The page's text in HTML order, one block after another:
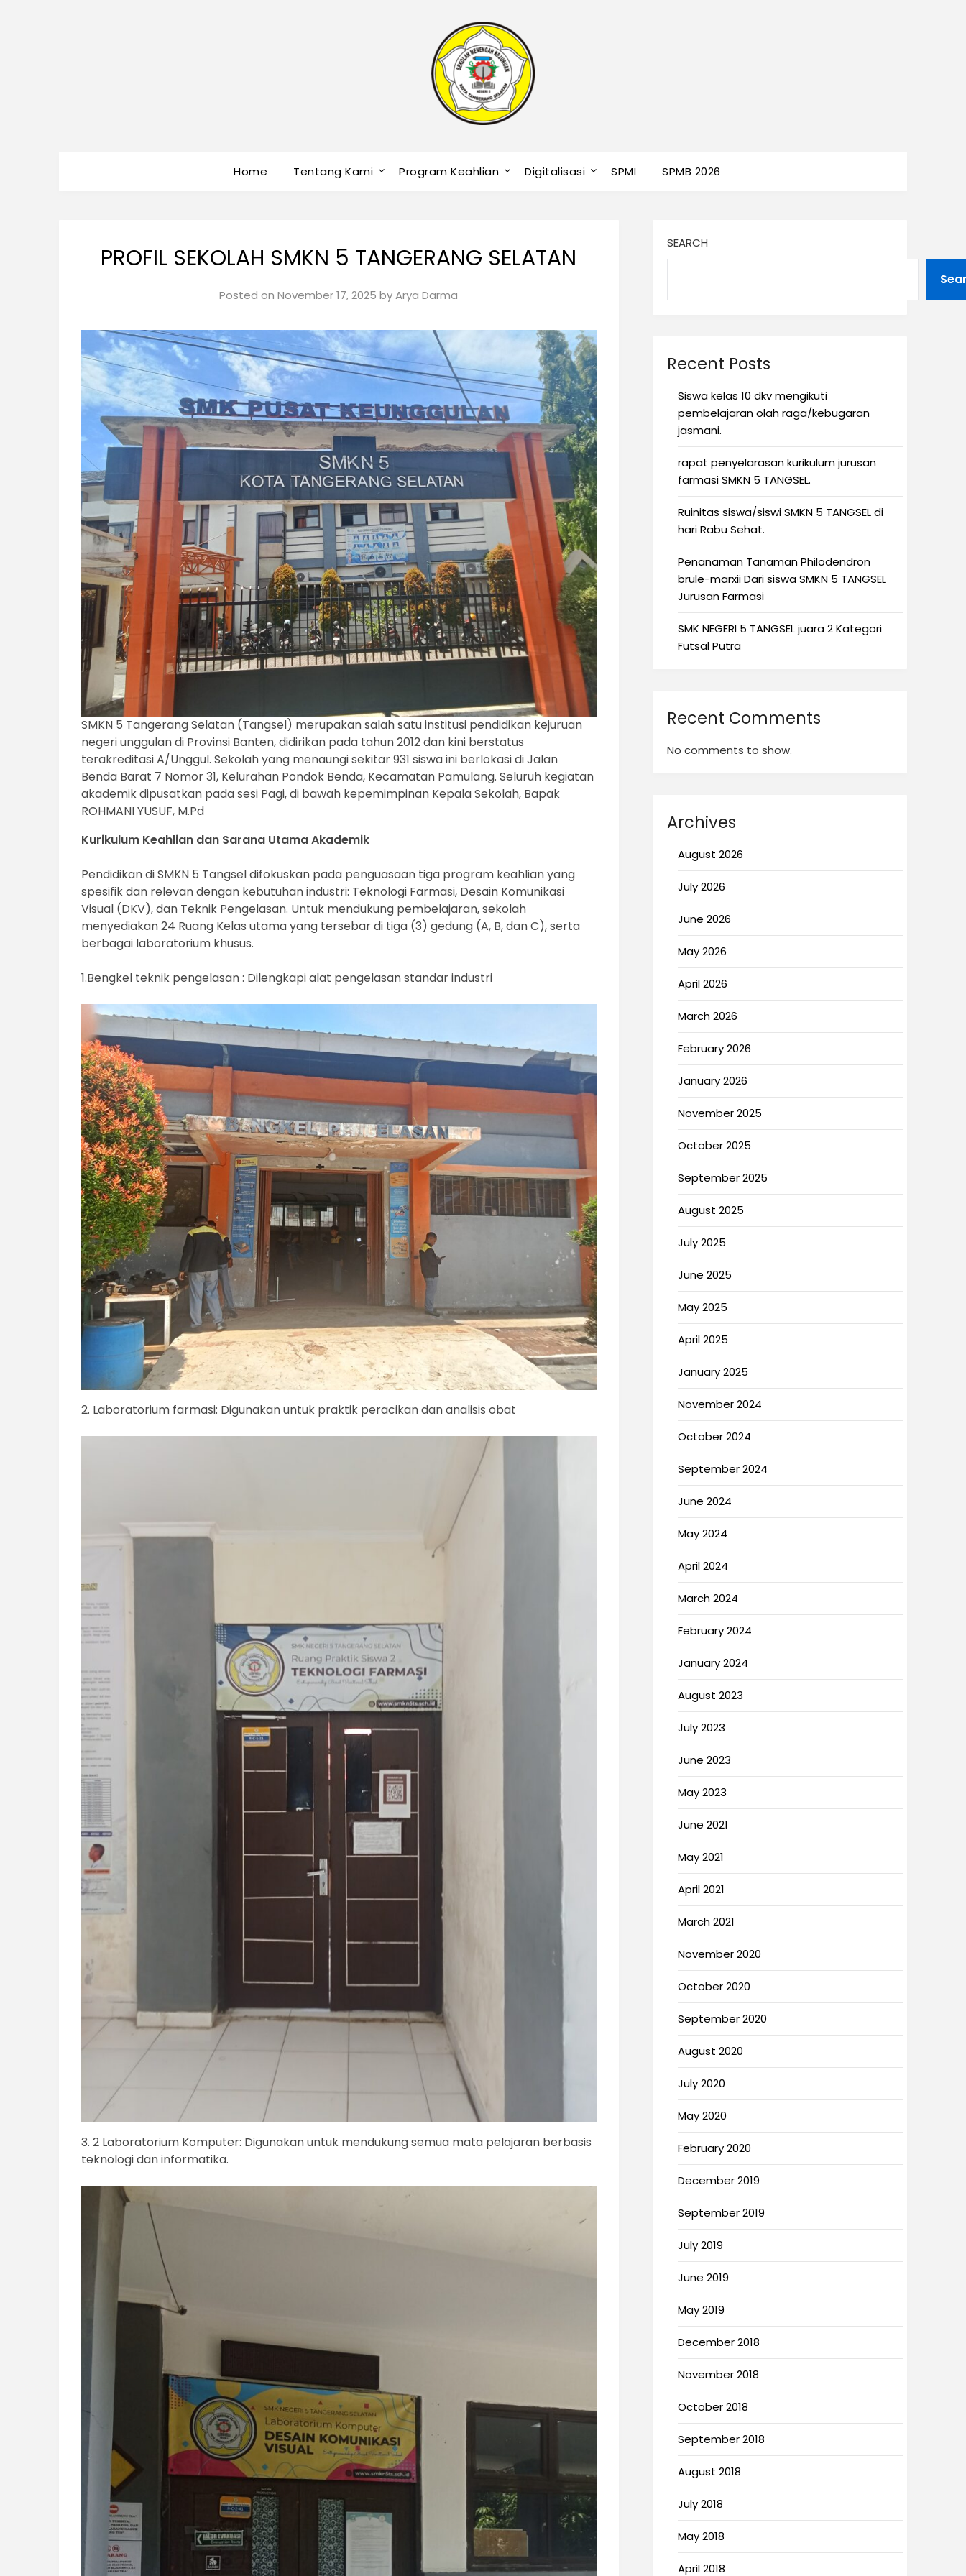
Home Tentang Kami Program Keahlian Digitalisasi SPMI SPMB 2026
PROFIL SEKOLAH SMKN 5 TANGERANG SELATAN
Posted onNovember 17, 2025 byArya Darma
SMKN 5 Tangerang Selatan (Tangsel) merupakan salah satu institusi pendidikan kejuruan
negeri unggulan di Provinsi Banten, didirikan pada tahun 2012 dan kini berstatus
terakreditasi A/Unggul. Sekolah yang menaungi sekitar 931 siswa ini berlokasi di Jalan
Benda Barat 7 Nomor 31, Kelurahan Pondok Benda, Kecamatan Pamulang. Seluruh kegiatan
akademik dipusatkan pada sesi Pagi, di bawah kepemimpinan Kepala Sekolah, Bapak
ROHMANI YUSUF, M.Pd
Kurikulum Keahlian dan Sarana Utama Akademik
Pendidikan di SMKN 5 Tangsel difokuskan pada penguasaan tiga program keahlian yang
spesifik dan relevan dengan kebutuhan industri: Teknologi Farmasi, Desain Komunikasi
Visual (DKV), dan Teknik Pengelasan. Untuk mendukung pembelajaran, sekolah
menyediakan 24 Ruang Kelas utama yang tersebar di tiga (3) gedung (A, B, dan C), serta
berbagai laboratorium khusus.
1.Bengkel teknik pengelasan : Dilengkapi alat pengelasan standar industri
2. Laboratorium farmasi: Digunakan untuk praktik peracikan dan analisis obat
3. 2 Laboratorium Komputer: Digunakan untuk mendukung semua mata pelajaran berbasis
teknologi dan informatika.
SEARCH
Recent Posts
Siswa kelas 10 dkv mengikuti
pembelajaran olah raga/kebugaran
jasmani.
rapat penyelarasan kurikulum jurusan
farmasi SMKN 5 TANGSEL.
Ruinitas siswa/siswi SMKN 5 TANGSEL di
hari Rabu Sehat.
Penanaman Tanaman Philodendron
brule-marxii Dari siswa SMKN 5 TANGSEL
Jurusan Farmasi
SMK NEGERI 5 TANGSEL juara 2 Kategori
Futsal Putra
Recent Comments
No comments to show.
Archives
August 2026
July 2026
June 2026
May 2026
April 2026
March 2026
February 2026
January 2026
November 2025
October 2025
September 2025
August 2025
July 2025
June 2025
May 2025
April 2025
January 2025
November 2024
October 2024
September 2024
June 2024
May 2024
April 2024
March 2024
February 2024
January 2024
August 2023
July 2023
June 2023
May 2023
June 2021
May 2021
April 2021
March 2021
November 2020
October 2020
September 2020
August 2020
July 2020
May 2020
February 2020
December 2019
September 2019
July 2019
June 2019
May 2019
December 2018
November 2018
October 2018
September 2018
August 2018
July 2018
May 2018
April 2018